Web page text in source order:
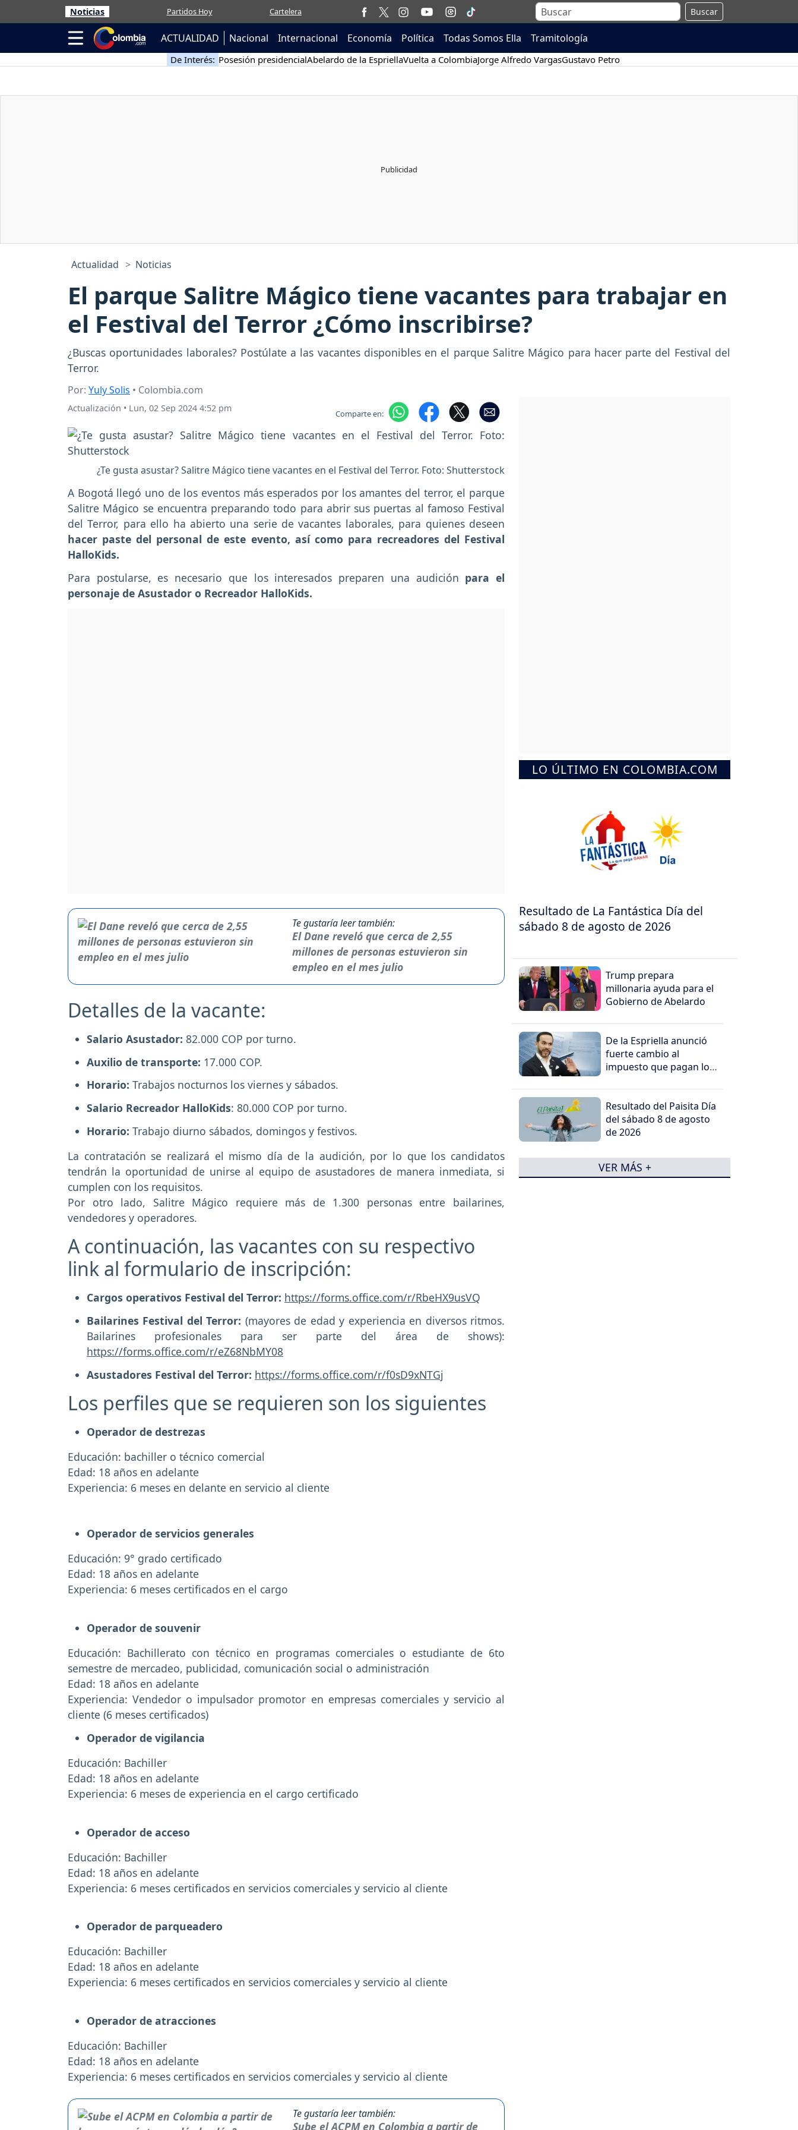
Noticias Partidos Hoy Cartelera Buscar
ACTUALIDAD Nacional Internacional Economía Política Todas Somos Ella Tramitología
De Interés: Posesión presidencialAbelardo de la EspriellaVuelta a ColombiaJorge Alfredo VargasGustavo Petro
Actualidad Noticias
El parque Salitre Mágico tiene vacantes para trabajar en
el Festival del Terror ¿Cómo inscribirse?
¿Buscas oportunidades laborales? Postúlate a las vacantes disponibles en el parque Salitre Mágico para hacer parte del Festival del
Terror.
Por: Yuly Solis • Colombia.com
Actualización • Lun, 02 Sep 2024 4:52 pm Comparte en:
¿Te gusta asustar? Salitre Mágico tiene vacantes en el Festival del Terror. Foto: Shutterstock
A Bogotá llegó uno de los eventos más esperados por los amantes del terror, el parque
Salitre Mágico se encuentra preparando todo para abrir sus puertas al famoso Festival
del Terror, para ello ha abierto una serie de vacantes laborales, para quienes deseen
hacer paste del personal de este evento, así como para recreadores del Festival
HalloKids.
Para postularse, es necesario que los interesados preparen una audición para el
personaje de Asustador o Recreador HalloKids.
Te gustaría leer también:
El Dane reveló que cerca de 2,55
millones de personas estuvieron sin
empleo en el mes julio
Detalles de la vacante:
Salario Asustador: 82.000 COP por turno.
Auxilio de transporte: 17.000 COP.
Horario: Trabajos nocturnos los viernes y sábados.
Salario Recreador HalloKids: 80.000 COP por turno.
Horario: Trabajo diurno sábados, domingos y festivos.
La contratación se realizará el mismo día de la audición, por lo que los candidatos
tendrán la oportunidad de unirse al equipo de asustadores de manera inmediata, si
cumplen con los requisitos.
Por otro lado, Salitre Mágico requiere más de 1.300 personas entre bailarines,
vendedores y operadores.
A continuación, las vacantes con su respectivo
link al formulario de inscripción:
Cargos operativos Festival del Terror: https://forms.office.com/r/RbeHX9usVQ
Bailarines Festival del Terror: (mayores de edad y experiencia en diversos ritmos.
Bailarines profesionales para ser parte del área de shows):
https://forms.office.com/r/eZ68NbMY08
Asustadores Festival del Terror: https://forms.office.com/r/f0sD9xNTGj
Los perfiles que se requieren son los siguientes
Operador de destrezas
Educación: bachiller o técnico comercial
Edad: 18 años en adelante
Experiencia: 6 meses en delante en servicio al cliente
Operador de servicios generales
Educación: 9° grado certificado
Edad: 18 años en adelante
Experiencia: 6 meses certificados en el cargo
Operador de souvenir
Educación: Bachillerato con técnico en programas comerciales o estudiante de 6to
semestre de mercadeo, publicidad, comunicación social o administración
Edad: 18 años en adelante
Experiencia: Vendedor o impulsador promotor en empresas comerciales y servicio al
cliente (6 meses certificados)
Operador de vigilancia
Educación: Bachiller
Edad: 18 años en adelante
Experiencia: 6 meses de experiencia en el cargo certificado
Operador de acceso
Educación: Bachiller
Edad: 18 años en adelante
Experiencia: 6 meses certificados en servicios comerciales y servicio al cliente
Operador de parqueadero
Educación: Bachiller
Edad: 18 años en adelante
Experiencia: 6 meses certificados en servicios comerciales y servicio al cliente
Operador de atracciones
Educación: Bachiller
Edad: 18 años en adelante
Experiencia: 6 meses certificados en servicios comerciales y servicio al cliente
Te gustaría leer también:
Sube el ACPM en Colombia a partir de
LO ÚLTIMO EN COLOMBIA.COM
Resultado de La Fantástica Día del
sábado 8 de agosto de 2026
Trump prepara
millonaria ayuda para el
Gobierno de Abelardo
De la Espriella anunció
fuerte cambio al
impuesto que pagan los
Resultado del Paisita Día
del sábado 8 de agosto
de 2026
VER MÁS +